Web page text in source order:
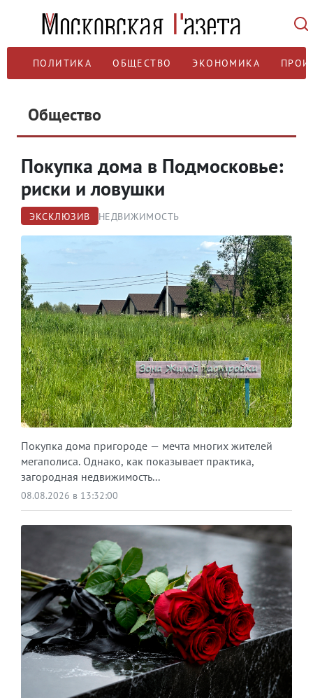
ПОЛИТИКА ОБЩЕСТВО ЭКОНОМИКА
Общество
Покупка дома в Подмосковье:
риски и ловушки
ЭКСКЛЮЗИВ НЕДВИЖИМОСТЬ
Покупка дома пригороде — мечта многих жителей
мегаполиса. Однако, как показывает практика,
загородная недвижимость...
08.08.2026 в 13:32:00